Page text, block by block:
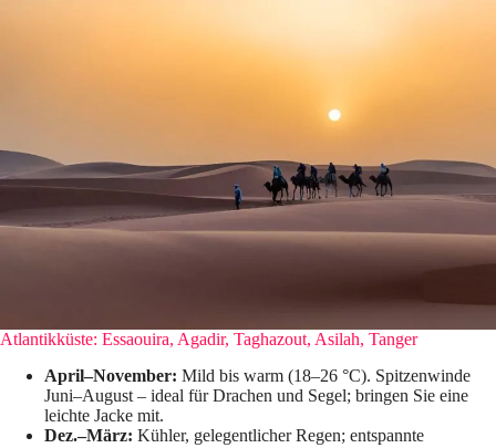
Atlantikküste: Essaouira, Agadir, Taghazout, Asilah, Tanger
April–November: Mild bis warm (18–26 °C). Spitzenwinde
Juni–August – ideal für Drachen und Segel; bringen Sie eine
leichte Jacke mit.
Dez.–März: Kühler, gelegentlicher Regen; entspannte